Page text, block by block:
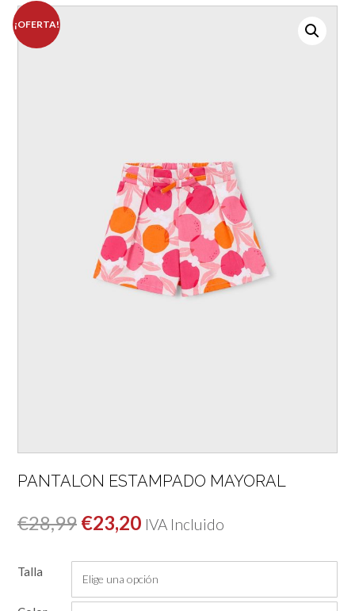
¡OFERTA!
PANTALON ESTAMPADO MAYORAL
€28,99 El
original
€23,20El
actual
IVA Incluido
Talla